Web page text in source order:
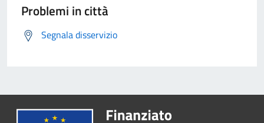
Problemi in città
Segnala disservizio